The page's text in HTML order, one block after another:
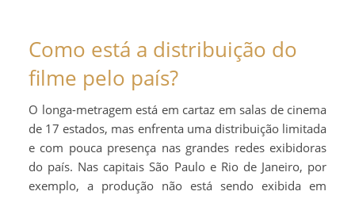
Como está a distribuição do
filme pelo país?
O longa-metragem está em cartaz em salas de cinema
de 17 estados, mas enfrenta uma distribuição limitada
e com pouca presença nas grandes redes exibidoras
do país. Nas capitais São Paulo e Rio de Janeiro, por
exemplo, a produção não está sendo exibida em